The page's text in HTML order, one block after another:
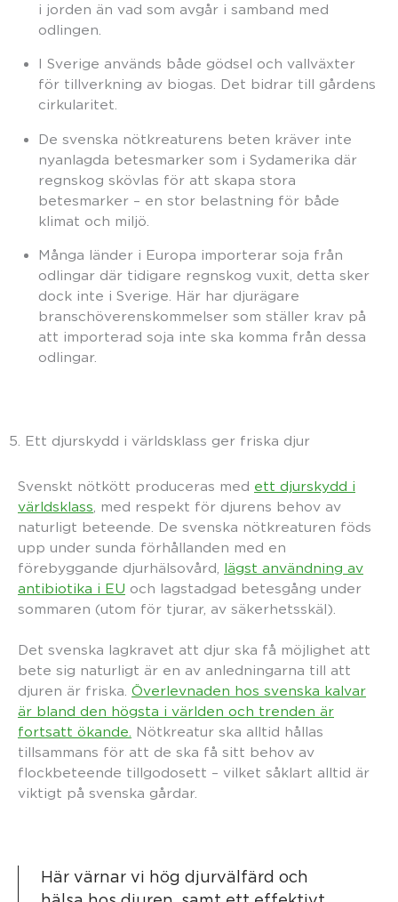
i jorden än vad som avgår i samband med
odlingen.
I Sverige används både gödsel och vallväxter
för tillverkning av biogas. Det bidrar till gårdens
cirkularitet.
De svenska nötkreaturens beten kräver inte
nyanlagda betesmarker som i Sydamerika där
regnskog skövlas för att skapa stora
betesmarker – en stor belastning för både
klimat och miljö.
Många länder i Europa importerar soja från
odlingar där tidigare regnskog vuxit, detta sker
dock inte i Sverige. Här har djurägare
branschöverenskommelser som ställer krav på
att importerad soja inte ska komma från dessa
odlingar.
5. Ett djurskydd i världsklass ger friska djur
Svenskt nötkött produceras med ett djurskydd i
världsklass , med respekt för djurens behov av
naturligt beteende. De svenska nötkreaturen föds
upp under sunda förhållanden med en
förebyggande djurhälsovård, lägst användning av
antibiotika i EU och lagstadgad betesgång under
sommaren (utom för tjurar, av säkerhetsskäl).
Det svenska lagkravet att djur ska få möjlighet att
bete sig naturligt är en av anledningarna till att
djuren är friska. Överlevnaden hos svenska kalvar
är bland den högsta i världen och trenden är
fortsatt ökande. Nötkreatur ska alltid hållas
tillsammans för att de ska få sitt behov av
flockbeteende tillgodosett – vilket såklart alltid är
viktigt på svenska gårdar.
Här värnar vi hög djurvälfärd och